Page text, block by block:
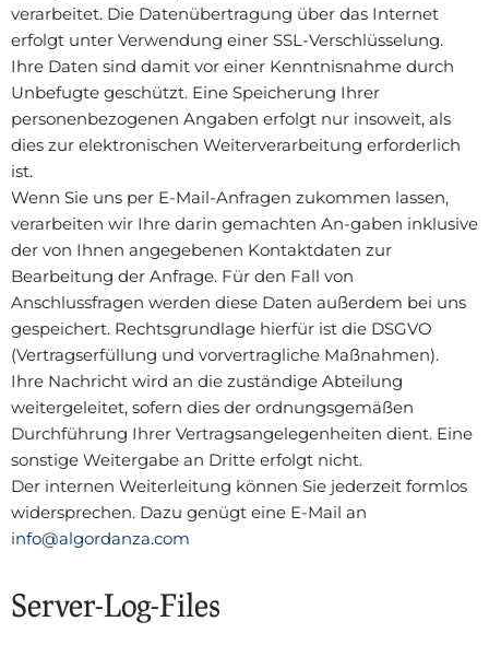
verarbeitet. Die Datenübertragung über das Internet
erfolgt unter Verwendung einer SSL-Verschlüsselung.
Ihre Daten sind damit vor einer Kenntnisnahme durch
Unbefugte geschützt. Eine Speicherung Ihrer
personenbezogenen Angaben erfolgt nur insoweit, als
dies zur elektronischen Weiterverarbeitung erforderlich
ist.
Wenn Sie uns per E-Mail-Anfragen zukommen lassen,
verarbeiten wir Ihre darin gemachten An-gaben inklusive
der von Ihnen angegebenen Kontaktdaten zur
Bearbeitung der Anfrage. Für den Fall von
Anschlussfragen werden diese Daten außerdem bei uns
gespeichert. Rechtsgrundlage hierfür ist die DSGVO
(Vertragserfüllung und vorvertragliche Maßnahmen).
Ihre Nachricht wird an die zuständige Abteilung
weitergeleitet, sofern dies der ordnungsgemäßen
Durchführung Ihrer Vertragsangelegenheiten dient. Eine
sonstige Weitergabe an Dritte erfolgt nicht.
Der internen Weiterleitung können Sie jederzeit formlos
widersprechen. Dazu genügt eine E-Mail an
info@algordanza.com
Server-Log-Files